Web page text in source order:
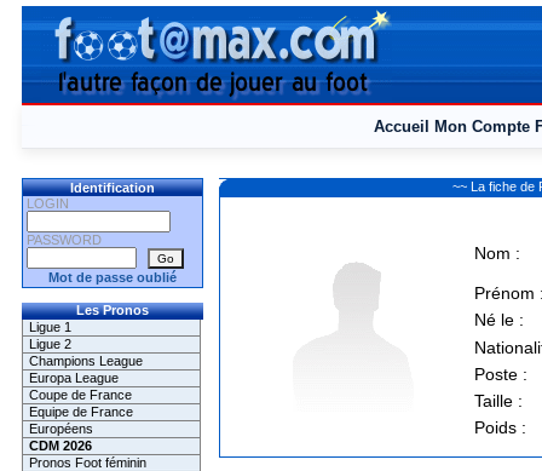
Accueil Mon Compte
Identification
LOGIN
PASSWORD
Mot de passe oublié
Les Pronos
Ligue 1
Ligue 2
Champions League
Europa League
Coupe de France
Equipe de France
Européens
CDM 2026
Pronos Foot féminin
~~ La fiche de
Nom :
Prénom
Né le :
Poste :
Taille :
Poids :